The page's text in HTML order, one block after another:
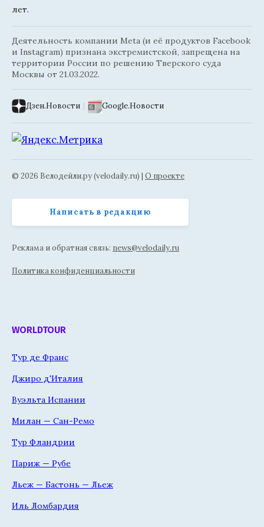
лет.
Деятельность компании Meta (и её продуктов Facebook
и Instagram) признана экстремистской, запрещена на
территории России по решению Тверского суда
Москвы от 21.03.2022.
Дзен.Новости | Google.Новости
© 2026 Велодейли.ру (velodaily.ru) | О проекте
Написать в редакцию
Реклама и обратная связь: news@velodaily.ru
Политика конфиденциальности
WORLDTOUR
Тур де Франс
Джиро д'Италия
Вуэльта Испании
Милан — Сан-Ремо
Тур Фландрии
Париж — Рубе
Льеж — Бастонь — Льеж
Иль Ломбардия